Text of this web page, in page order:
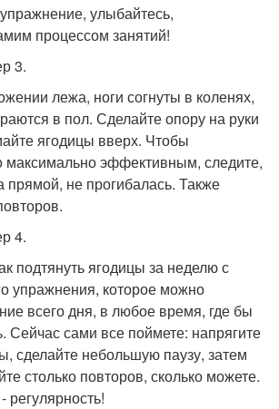
улыбайтесь,
процессом занятий!
3.
лежа, ноги согнуты в коленях,
в пол. Сделайте опору на руки
ягодицы вверх. Чтобы
эффективным, следите,
прямой, не прогибалась. Также
4.
подтянуть ягодицы за неделю с
упражнения, которое можно
всего дня, в любое время, где бы
Сейчас сами все поймете: напрягите
сделайте небольшую паузу, затем
столько повторов, сколько можете.
регулярность!